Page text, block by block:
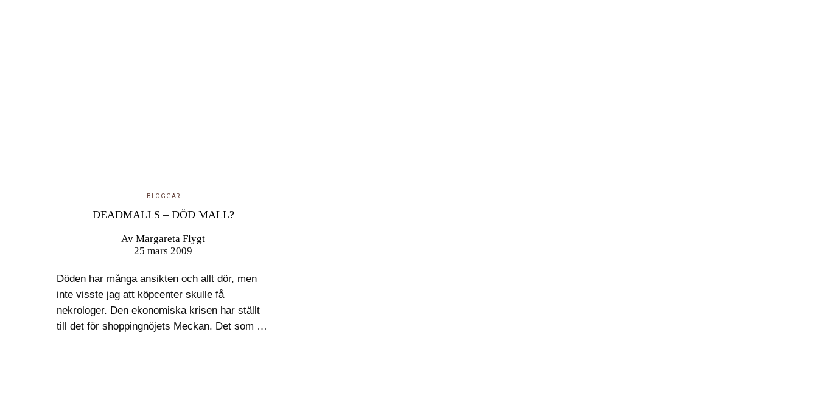
BLOGGAR
DEADMALLS – DÖD MALL?
AvMargareta Flygt
25 mars 2009
Döden har många ansikten och allt dör, men
inte visste jag att köpcenter skulle få
nekrologer. Den ekonomiska krisen har ställt
till det för shoppingnöjets Meckan. Det som en